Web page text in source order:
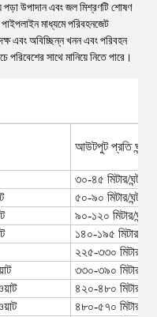
পড়া উপাদান এবং জল মিশ্রণটি শোষণ
মাধ্যমে পরিবহনজেট
এবং অবিচ্ছিন্ন খনন এবং পরিবহন
সাথে মানিয়ে নিতে পারে।
আউটপুট প্রতি ঘন্টা
৩০-৪৫ মিটার/ঘন্টা
৫০-৯০ মিটার/ঘন্টা
৯০-১২০ মিটার/ঘন্টা
১৪০-১৯৫ মিটার/ঘন্টা
২২৫-৩৩০ মিটার/ঘন্টা
৩৩০-৩৯০ মিটার/ঘন্টা
৪২০-৪৮০ মিটার/ঘন্টা
৪৮০-৫৭০ মিটার/ঘন্টা